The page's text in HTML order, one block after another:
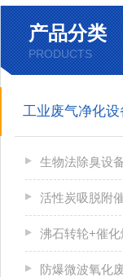
产品分类
PRODUCTS
工业废气净化设
生物法除臭设
活性炭吸脱附
沸石转轮+催
防爆微波氧化